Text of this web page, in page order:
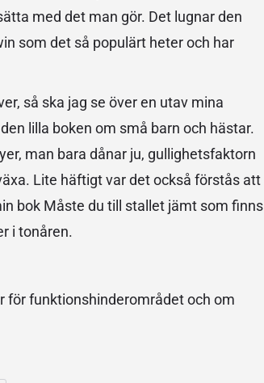
med det man gör. Det lugnar den
som det så populärt heter och har
så ska jag se över en utav mina
lilla boken om små barn och hästar.
man bara dånar ju, gullighetsfaktorn
Lite häftigt var det också förstås att
bok Måste du till stallet jämt som finns
i tonåren.
för funktionshinderområdet och om